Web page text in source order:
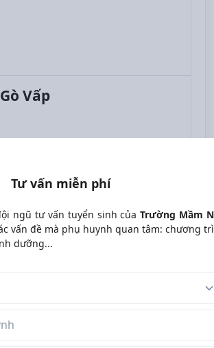
Vấp
Tư vấn miễn phí
ngũ tư vấn tuyển sinh củaTrường Mầm
vấn đề mà phụ huynh quan tâm: chương
dưỡng...